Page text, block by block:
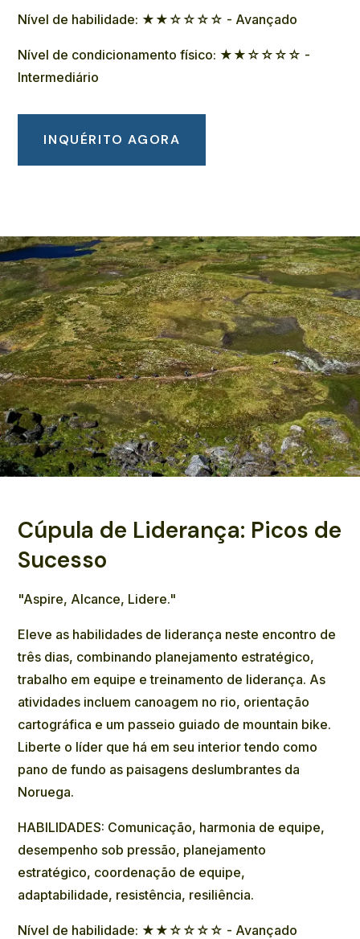
Nível de habilidade: ★★☆☆☆☆ - Avançado
Nível de condicionamento físico: ★★☆☆☆☆ -
Intermediário
INQUÉRITO AGORA
Cúpula de Liderança: Picos de
Sucesso
"Aspire, Alcance, Lidere."
Eleve as habilidades de liderança neste encontro de
três dias, combinando planejamento estratégico,
trabalho em equipe e treinamento de liderança. As
atividades incluem canoagem no rio, orientação
cartográfica e um passeio guiado de mountain bike.
Liberte o líder que há em seu interior tendo como
pano de fundo as paisagens deslumbrantes da
Noruega.
HABILIDADES: Comunicação, harmonia de equipe,
desempenho sob pressão, planejamento
estratégico, coordenação de equipe,
adaptabilidade, resistência, resiliência.
Nível de habilidade: ★★☆☆☆☆ - Avançado